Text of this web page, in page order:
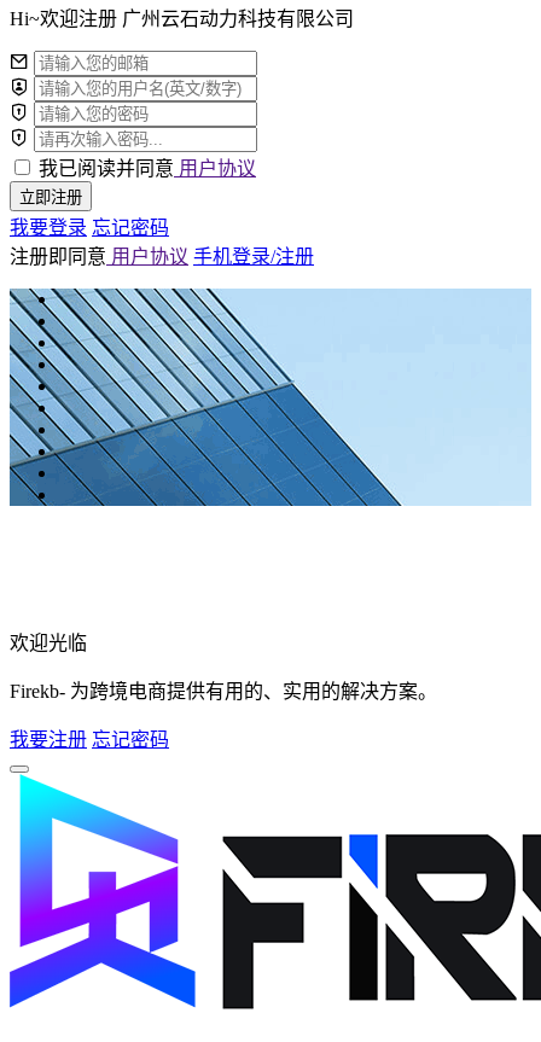
Hi~欢迎注册 广州云石动力科技有限公司
我已阅读并同意 用户协议
立即注册
我要登录 忘记密码
注册即同意 用户协议 手机登录/注册
欢迎光临
Firekb- 为跨境电商提供有用的、实用的解决方案。
我要注册 忘记密码